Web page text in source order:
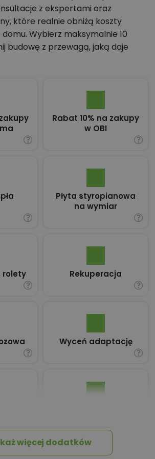
z ekspertami oraz
które realnie obniżą koszty
Wybierz maksymalnie 10
budowę z przewagą, jaką daje
Rabat 10% na zakupy
w OBI
Płyta styropianowa
na wymiar
rolety Rekuperacja
Wyceń adaptację
więcej dodatków